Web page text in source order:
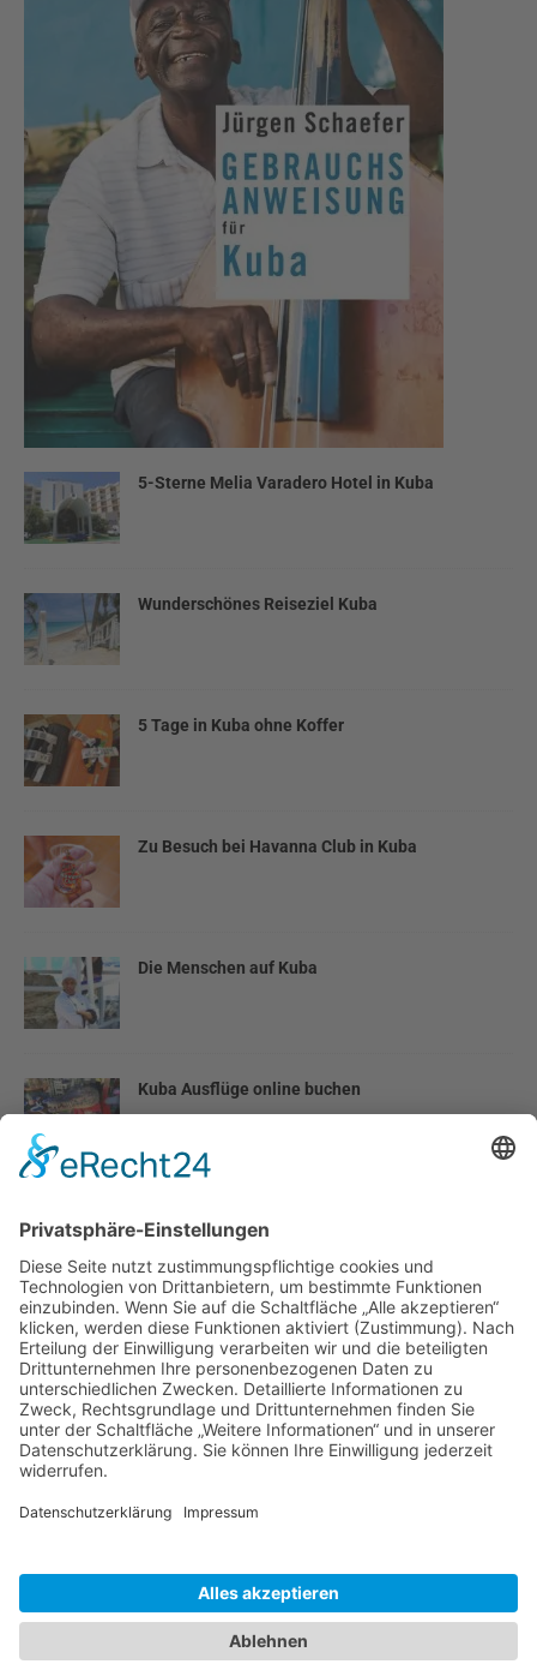
5-Sterne Melia Varadero Hotel in Kuba
Wunderschönes Reiseziel Kuba
5 Tage in Kuba ohne Koffer
Zu Besuch bei Havanna Club in Kuba
Die Menschen auf Kuba
Kuba Ausflüge online buchen
auf Kuba
Volle leere Regale auf Kuba wie zu DDR Zeiten
Che Guevara Gedenkstätte in Santa Clara / Kuba
Die alten Autos von Kuba